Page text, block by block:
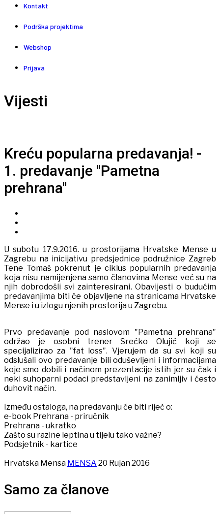
Kontakt
Podrška projektima
Webshop
Prijava
Vijesti
Kreću popularna predavanja! -
1. predavanje "Pametna
prehrana"
U subotu 17.9.2016. u prostorijama Hrvatske Mense u
Zagrebu na inicijativu predsjednice podružnice Zagreb
Tene Tomaš pokrenut je ciklus popularnih predavanja
koja nisu namijenjena samo članovima Mense već su na
njih dobrodošli svi zainteresirani. Obavijesti o budućim
predavanjima biti će objavljene na stranicama Hrvatske
Mense i u izlogu njenih prostorija u Zagrebu.
Prvo predavanje pod naslovom "Pametna prehrana"
održao je osobni trener Srećko Olujić koji se
specijalizirao za "fat loss". Vjerujem da su svi koji su
odslušali ovo predavanje bili oduševljeni i informacijama
koje smo dobili i načinom prezentacije istih jer su čak i
neki suhoparni podaci predstavljeni na zanimljiv i često
duhovit način.
Između ostaloga, na predavanju će biti riječ o:
e-book Prehrana - priručnik
Prehrana - ukratko
Zašto su razine leptina u tijelu tako važne?
Podsjetnik - kartice
Hrvatska Mensa MENSA 20 Rujan 2016
Samo za članove